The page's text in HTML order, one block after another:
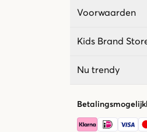
Voorwaarden
Kids Brand
Nu trendy